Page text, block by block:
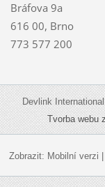
Bráfova 9a
616 00, Brno
773 577 200
Devlink
Tvorba webu
Zobrazit: Mobilní verzi